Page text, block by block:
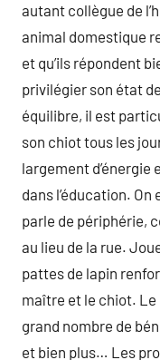
autant collègue de
animal domestique
et qu’ils répondent
privilégier son état
équilibre, il est
son chiot tous les
largement
dans l’éducation. On
parle de périphérie,
au lieu de la rue.
pattes de lapin
maître et le chiot.
grand nombre de
et bien plus… Les